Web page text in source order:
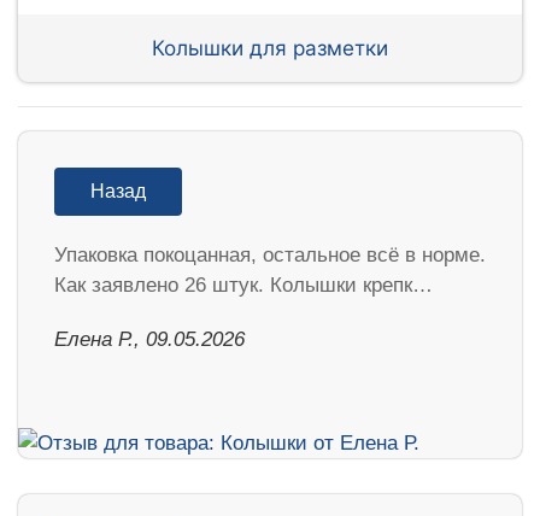
Колышки для разметки
Назад
Упаковка покоцанная, остальное всё в норме.
Как заявлено 26 штук. Колышки крепк…
Елена Р., 09.05.2026